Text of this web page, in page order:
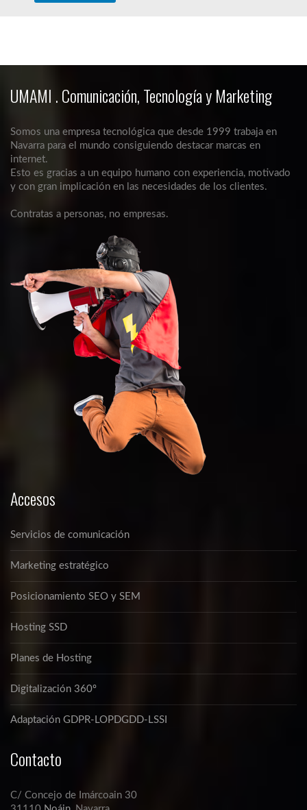
UMAMI . Comunicación, Tecnología y Marketing
Somos una empresa tecnológica que desde 1999 trabaja en
Navarra para el mundo consiguiendo destacar marcas en
internet.
Esto es gracias a un equipo humano con experiencia, motivado
y con gran implicación en las necesidades de los clientes.
Contratas a personas, no empresas.
Accesos
Servicios de comunicación
Marketing estratégico
Posicionamiento SEO y SEM
Hosting SSD
Planes de Hosting
Digitalización 360º
Adaptación GDPR-LOPDGDD-LSSI
Contacto
C/ Concejo de Imárcoain 30